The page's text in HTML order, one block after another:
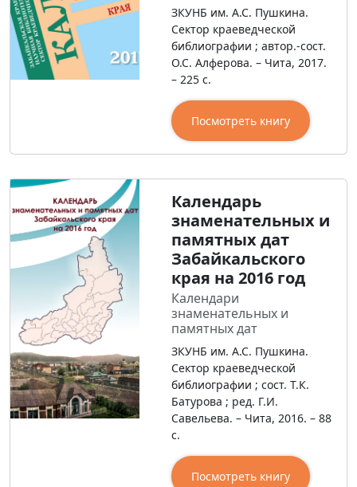
ЗКУНБ им. А.С. Пушкина.
Сектор краеведческой
библиографии ; автор.-сост.
О.С. Алферова. – Чита, 2017.
– 225 с.
Посмотреть книгу
Календарь
знаменательных и
памятных дат
Забайкальского
края на 2016 год
Календари
знаменательных и
памятных дат
ЗКУНБ им. А.С. Пушкина.
Сектор краеведческой
библиографии ; сост. Т.К.
Батурова ; ред. Г.И.
Савельева. – Чита, 2016. – 88
с.
Посмотреть книгу